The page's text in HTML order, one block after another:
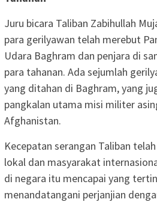
Juru bicara Taliban Zabihullah
para gerilyawan telah merebut
Udara Baghram dan penjara di
para tahanan. Ada sejumlah
yang ditahan di Baghram, yang
pangkalan utama misi militer
Afghanistan.
Kecepatan serangan Taliban
lokal dan masyarakat
di negara itu mencapai yang
menandatangani perjanjian